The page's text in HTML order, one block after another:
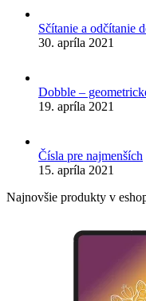
Sčítanie a odčítanie
30. apríla 2021
Dobble –
19. apríla 2021
Čísla pre najmenších
15. apríla 2021
Najnovšie produkty v